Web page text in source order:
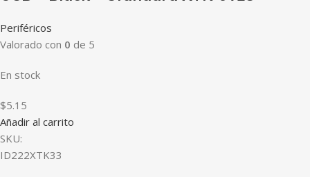
Periféricos
Valorado con 0 de 5
En stock
$5.15
Añadir al carrito
SKU:
ID222XTK33